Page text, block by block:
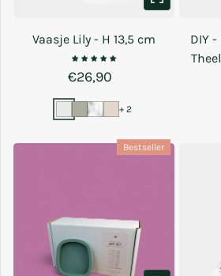
Vaasje Lily - H 13,5 cm
Normale prijs
€26,90
+ 2
DIY
Bestseller